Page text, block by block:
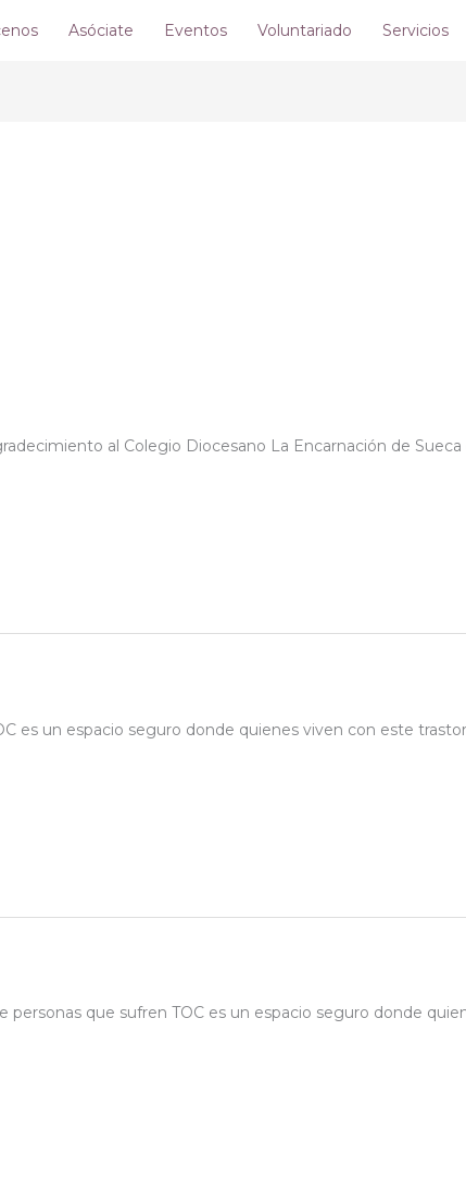
Asóciate Eventos Voluntariado Servicios
al Colegio Diocesano La Encarnación de
es un espacio seguro donde quienes viven con este
que sufren TOC es un espacio seguro donde